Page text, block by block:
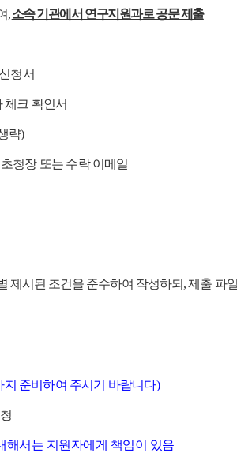
,소속 기관에서 연구지원과로 공문 제출
청서
크 확인서
략)
청장 또는 수락 이메일
제시된 조건을 준수하여 작성하되, 제출
준비하여 주시기 바랍니다)
서는 지원자에게 책임이 있음